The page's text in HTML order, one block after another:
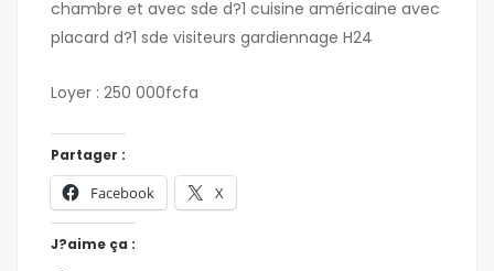
chambre et avec sde d?1 cuisine américaine avec
placard d?1 sde visiteurs gardiennage H24
Loyer : 250 000fcfa
Partager :
Facebook X
J?aime ça :